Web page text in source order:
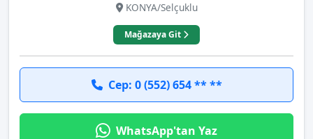
KONYA/Selçuklu
Mağazaya Git
Cep: 0 (552) 654 ** **
WhatsApp'tan Yaz